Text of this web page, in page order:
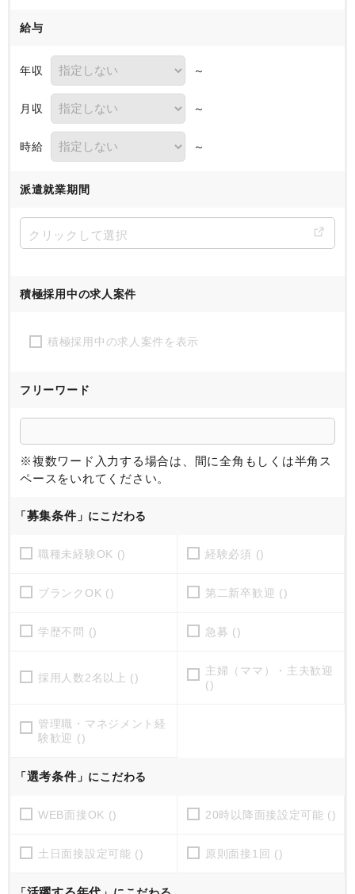
給与
年収 ～
月収 ～
時給 ～
派遣就業期間
積極採用中の求人案件
積極採用中の求人案件を表示
フリーワード
※複数ワード入力する場合は、間に全角もしくは半角ス
ペースをいれてください。
「募集条件」にこだわる
職種未経験OK () 経験必須 ()
ブランクOK () 第二新卒歓迎 ()
学歴不問 () 急募 ()
採用人数2名以上 ()
主婦（ママ）・主夫歓迎
()
管理職・マネジメント経
験歓迎 ()
「選考条件」にこだわる
WEB面接OK () 20時以降面接設定可能 ()
土日面接設定可能 () 原則面接1回 ()